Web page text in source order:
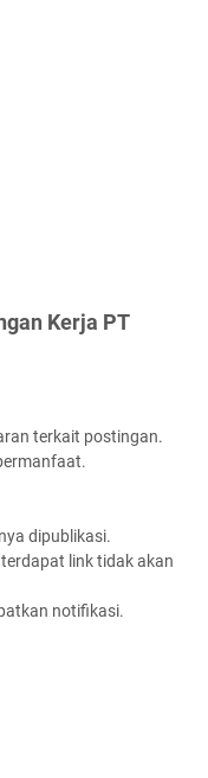
Kerja PT
terkait postingan.
dipublikasi.
link tidak akan
notifikasi.